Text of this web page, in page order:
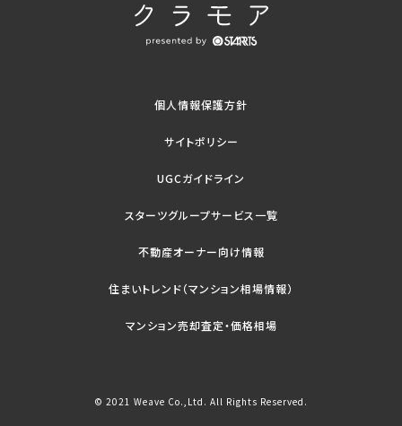
個人情報保護方針
サイトポリシー
UGCガイドライン
スターツグループサービス一覧
不動産オーナー向け情報
住まいトレンド（マンション相場情報）
マンション売却査定・価格相場
© 2021 Weave Co.,Ltd. All Rights Reserved.